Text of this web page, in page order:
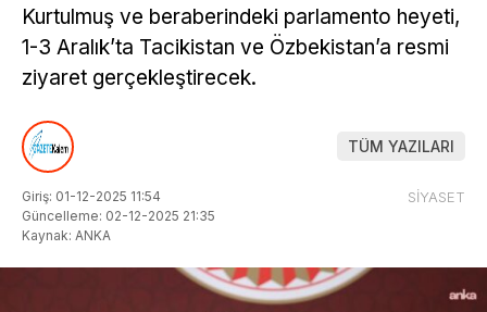
Kurtulmuş ve beraberindeki parlamento heyeti,
1-3 Aralık’ta Tacikistan ve Özbekistan’a resmi
ziyaret gerçekleştirecek.
TÜM YAZILARI
Giriş: 01-12-2025 11:54
Güncelleme: 02-12-2025 21:35
Kaynak: ANKA
SİYASET